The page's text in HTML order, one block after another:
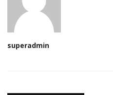
superadmin